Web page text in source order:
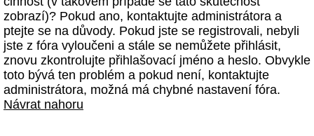
zobrazí)? Pokud ano, kontaktujte administrátora a
ptejte se na důvody. Pokud jste se registrovali, nebyli
jste z fóra vyloučeni a stále se nemůžete přihlásit,
znovu zkontrolujte přihlašovací jméno a heslo. Obvykle
toto bývá ten problém a pokud není, kontaktujte
administrátora, možná má chybné nastavení fóra.
Návrat nahoru